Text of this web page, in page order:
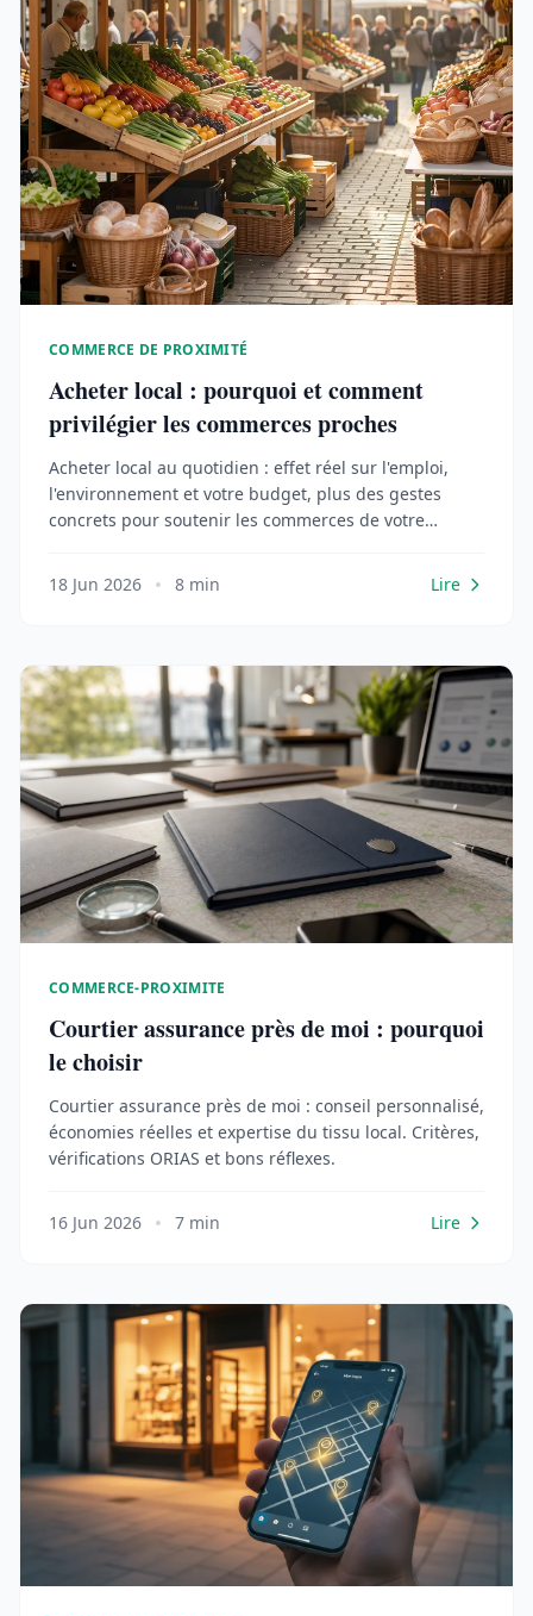
COMMERCE DE PROXIMITÉ
Acheter local : pourquoi et comment
privilégier les commerces proches
Acheter local au quotidien : effet réel sur l'emploi,
l'environnement et votre budget, plus des gestes
concrets pour soutenir les commerces de votre
18 Jun 2026
8 min Lire
COMMERCE-PROXIMITE
Courtier assurance près de moi : pourquoi
le choisir
Courtier assurance près de moi : conseil personnalisé,
économies réelles et expertise du tissu local. Critères,
vérifications ORIAS et bons réflexes.
16 Jun 2026 7 min Lire